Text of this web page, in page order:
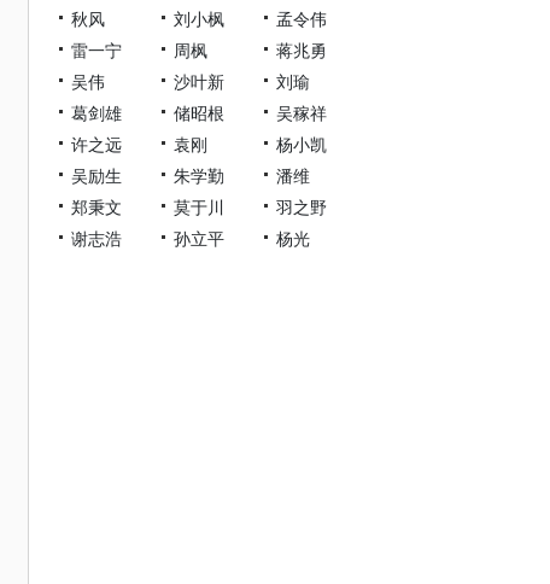
秋风
刘小枫
孟令伟
雷一宁
周枫
蒋兆勇
吴伟
沙叶新
刘瑜
葛剑雄
储昭根
吴稼祥
许之远
袁刚
杨小凯
吴励生
朱学勤
潘维
郑秉文
莫于川
羽之野
谢志浩
孙立平 杨光